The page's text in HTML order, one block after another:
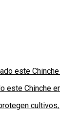
este Chinche